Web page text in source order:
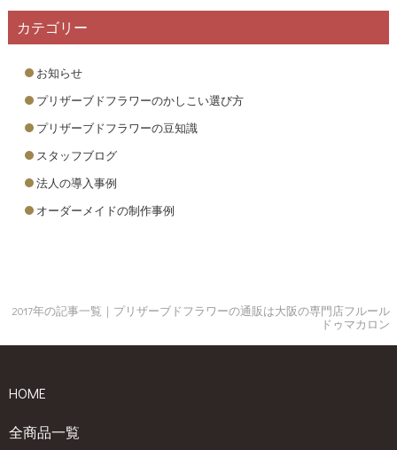
2017年の記事一覧｜プリザーブドフラワーの通販は大阪の専門店フルール
ドゥマカロン
結婚記念日なので、プリザーブドフラワーを贈ります。 枯れない
花なので、僕が帰るまで飾っていてね。○○と一緒に暮らせる日が
への感謝の言葉を等身大の日本語でつづるのもとっても素敵です
が、すこしおしゃれに英語で伝えたい！という方もいるのではな
しまう！何も思いつかない！」という方も、英語になると意外と
すんなり愛の言葉を伝えられたりするんです♡ 英語で贈る妻への
ou and I love you so much. 「私はいつもあなたのことを考えてい
ずかしがり屋の旦那さんもさりげなく伝えやすいメッセージです
しいのがお花です。家の中にそっと飾るだけで忙しい毎日に癒し
お花・プリザーブドフラワー！お手紙に添えるプレゼントに最適
カテゴリー
お知らせ
プリザーブドフラワーのかしこい選び方
プリザーブドフラワーの豆知識
スタッフブログ
法人の導入事例
オーダーメイドの制作事例
HOME
全商品一覧